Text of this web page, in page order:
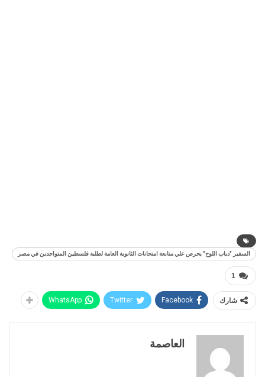
السفير "دياب اللوح" يحرص علي متابعة امتحانات الثانوية العامة لطلبة فلسطين المتواجدين في مصر
1
شارك Facebook
Twitter
WhatsApp
العاصمة